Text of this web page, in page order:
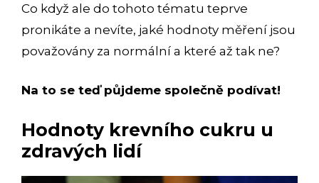
Co když ale do tohoto tématu teprve
pronikáte a nevíte, jaké hodnoty měření jsou
považovány za normální a které až tak ne?
Na to se teď půjdeme společně podívat!
Hodnoty krevního cukru u
zdravých lidí